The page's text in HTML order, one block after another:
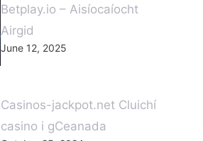
Betplay.io – Aisíocaíocht
Airgid
June 12, 2025
Casinos-jackpot.net Cluichí
casino i gCeanada